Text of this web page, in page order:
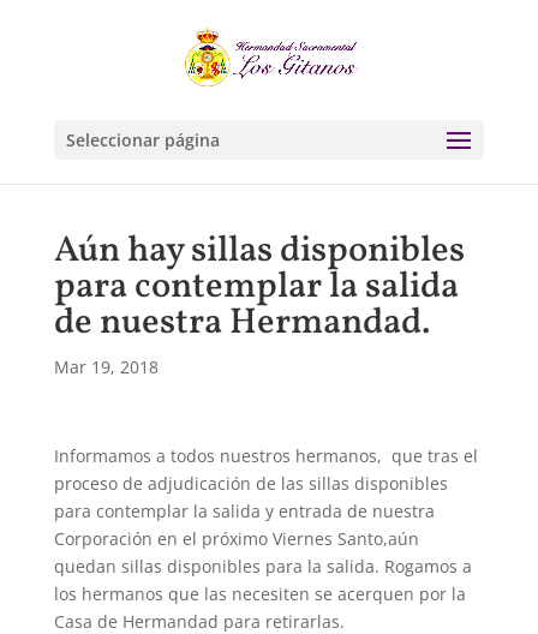
Seleccionar página
Aún hay sillas disponibles
para contemplar la salida
de nuestra Hermandad.
Mar 19, 2018
Informamos a todos nuestros hermanos, que tras el
proceso de adjudicación de las sillas disponibles
para contemplar la salida y entrada de nuestra
Corporación en el próximo Viernes Santo,aún
quedan sillas disponibles para la salida. Rogamos a
los hermanos que las necesiten se acerquen por la
Casa de Hermandad para retirarlas.